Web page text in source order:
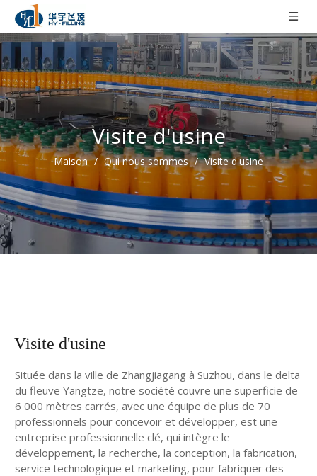
Visite d'usine
Maison / Qui nous sommes / Visite d'usine
Visite d'usine
Située dans la ville de Zhangjiagang à Suzhou, dans le delta
du fleuve Yangtze, notre société couvre une superficie de
6 000 mètres carrés, avec une équipe de plus de 70
professionnels pour concevoir et développer, est une
entreprise professionnelle clé, qui intègre le
développement, la recherche, la conception, la fabrication,
service technologique et marketing, pour fabriquer des